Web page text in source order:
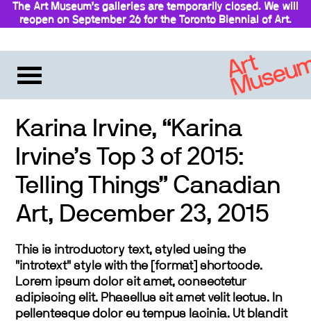
The Art Museum’s galleries are temporarily closed. We will
reopen on September 26 for the Toronto Biennial of Art.
Karina Irvine, “Karina
Irvine’s Top 3 of 2015:
Telling Things” Canadian
Art, December 23, 2015
This is introductory text, styled using the
"introtext" style with the [format] shortcode.
Lorem ipsum dolor sit amet, consectetur
adipiscing elit. Phasellus sit amet velit lectus. In
pellentesque dolor eu tempus lacinia. Ut blandit